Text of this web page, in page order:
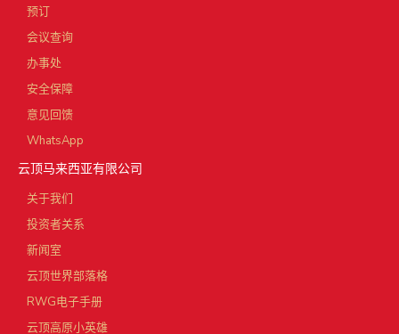
预订
会议查询
办事处
安全保障
意见回馈
WhatsApp
云顶马来西亚有限公司
关于我们
投资者关系
新闻室
云顶世界部落格
RWG电子手册
云顶高原小英雄